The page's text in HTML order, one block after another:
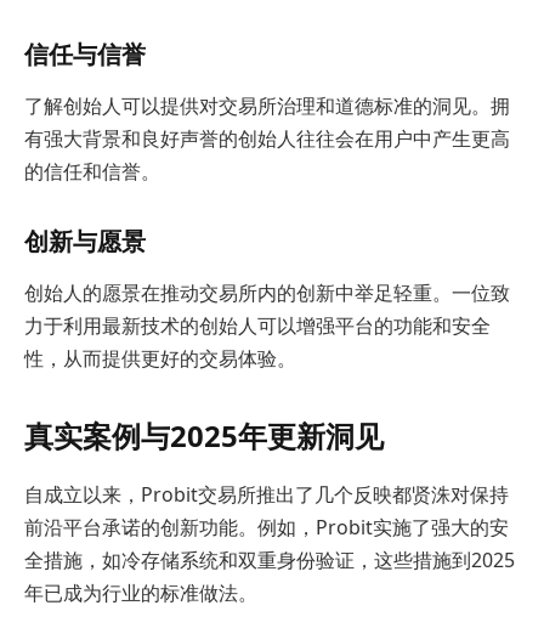
信任与信誉
了解创始人可以提供对交易所治理和道德标准的洞见。拥
有强大背景和良好声誉的创始人往往会在用户中产生更高
的信任和信誉。
创新与愿景
创始人的愿景在推动交易所内的创新中举足轻重。一位致
力于利用最新技术的创始人可以增强平台的功能和安全
性，从而提供更好的交易体验。
真实案例与2025年更新洞见
自成立以来，Probit交易所推出了几个反映都贤洙对保持
前沿平台承诺的创新功能。例如，Probit实施了强大的安
全措施，如冷存储系统和双重身份验证，这些措施到2025
年已成为行业的标准做法。